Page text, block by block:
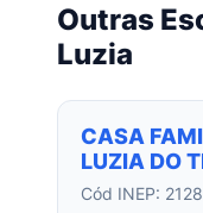
Outras
Luzia
CASA
LUZIA DO
Cód INEP: